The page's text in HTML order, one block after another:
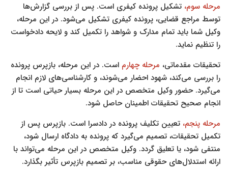
مرحله سوم، تشکیل پرونده کیفری است. پس از بررسی گزارش‌ها
توسط مراجع قضایی، پرونده کیفری تشکیل می‌شود. در این مرحله،
وکیل شما باید تمام مدارک و شواهد را تکمیل کند و لایحه دادخواست
را تنظیم نماید.
تحقیقات مقدماتی، مرحله چهارم است. در این مرحله، بازپرس پرونده
را بررسی می‌کند، شهود احضار می‌شوند، و کارشناسی‌های لازم انجام
می‌گیرد. حضور وکیل متخصص در این مرحله بسیار حیاتی است تا از
انجام صحیح تحقیقات اطمینان حاصل شود.
مرحله پنجم، تعیین تکلیف پرونده در دادسرا است. بازپرس پس از
تکمیل تحقیقات، تصمیم می‌گیرد که پرونده به دادگاه ارسال شود،
منتفی شود، یا تعلیق گردد. وکیل متخصص در این مرحله می‌تواند با
ارائه استدلال‌های حقوقی مناسب، بر تصمیم بازپرس تأثیر بگذارد.